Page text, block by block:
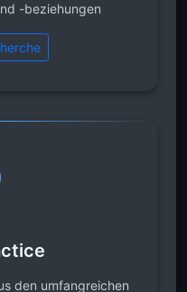
-beziehungen
den umfangreichen